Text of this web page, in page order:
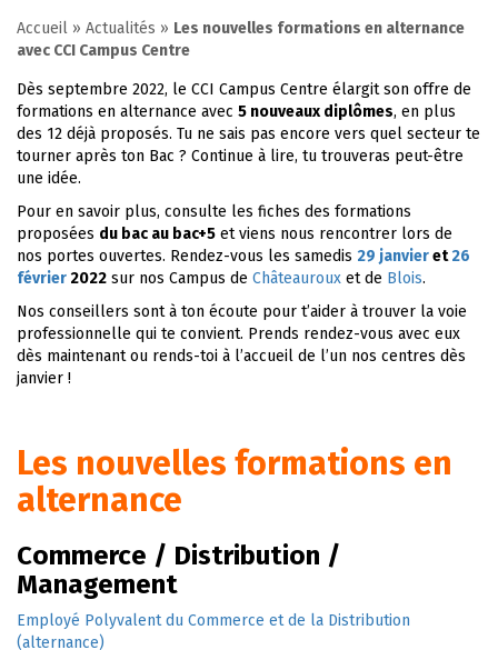
Accueil » Actualités » Les nouvelles formations en alternance
avec CCI Campus Centre
Dès septembre 2022, le CCI Campus Centre élargit son offre de
formations en alternance avec 5 nouveaux diplômes, en plus
des 12 déjà proposés. Tu ne sais pas encore vers quel secteur te
tourner après ton Bac ? Continue à lire, tu trouveras peut-être
une idée.
Pour en savoir plus, consulte les fiches des formations
proposées du bac au bac+5 et viens nous rencontrer lors de
nos portes ouvertes. Rendez-vous les samedis 29 janvieret26
février2022 sur nos Campus de Châteauroux et de Blois.
Nos conseillers sont à ton écoute pour t’aider à trouver la voie
professionnelle qui te convient. Prends rendez-vous avec eux
dès maintenant ou rends-toi à l’accueil de l’un nos centres dès
janvier !
Les nouvelles formations en
alternance
Commerce / Distribution /
Management
Employé Polyvalent du Commerce et de la Distribution
(alternance)